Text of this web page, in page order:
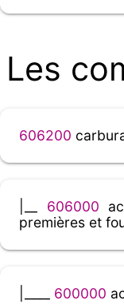
Les
606200
606000
premières et
600000